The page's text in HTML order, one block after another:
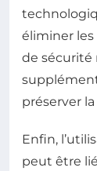
éliminer les
de
préserver
Enfin,
peut être